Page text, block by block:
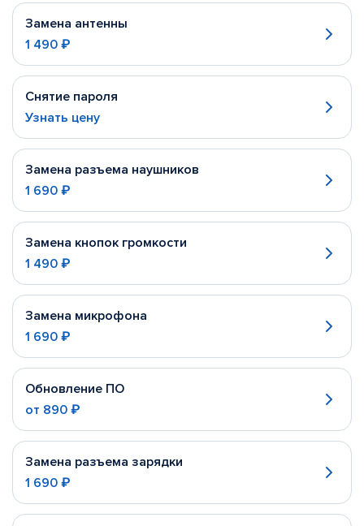
Замена антенны
1 490 ₽
Снятие пароля
Узнать цену
Замена разъема наушников
1 690 ₽
Замена кнопок громкости
1 490 ₽
Замена микрофона
1 690 ₽
Обновление ПО
от 890 ₽
Замена разъема зарядки
1 690 ₽